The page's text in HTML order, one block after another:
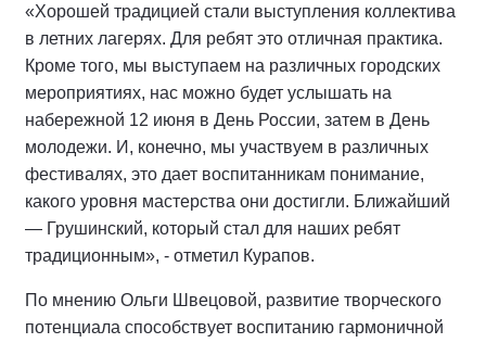
«Хорошей традицией стали выступления коллектива
в летних лагерях. Для ребят это отличная практика.
Кроме того, мы выступаем на различных городских
мероприятиях, нас можно будет услышать на
набережной 12 июня в День России, затем в День
молодежи. И, конечно, мы участвуем в различных
фестивалях, это дает воспитанникам понимание,
какого уровня мастерства они достигли. Ближайший
— Грушинский, который стал для наших ребят
традиционным», - отметил Курапов.
По мнению Ольги Швецовой, развитие творческого
потенциала способствует воспитанию гармоничной